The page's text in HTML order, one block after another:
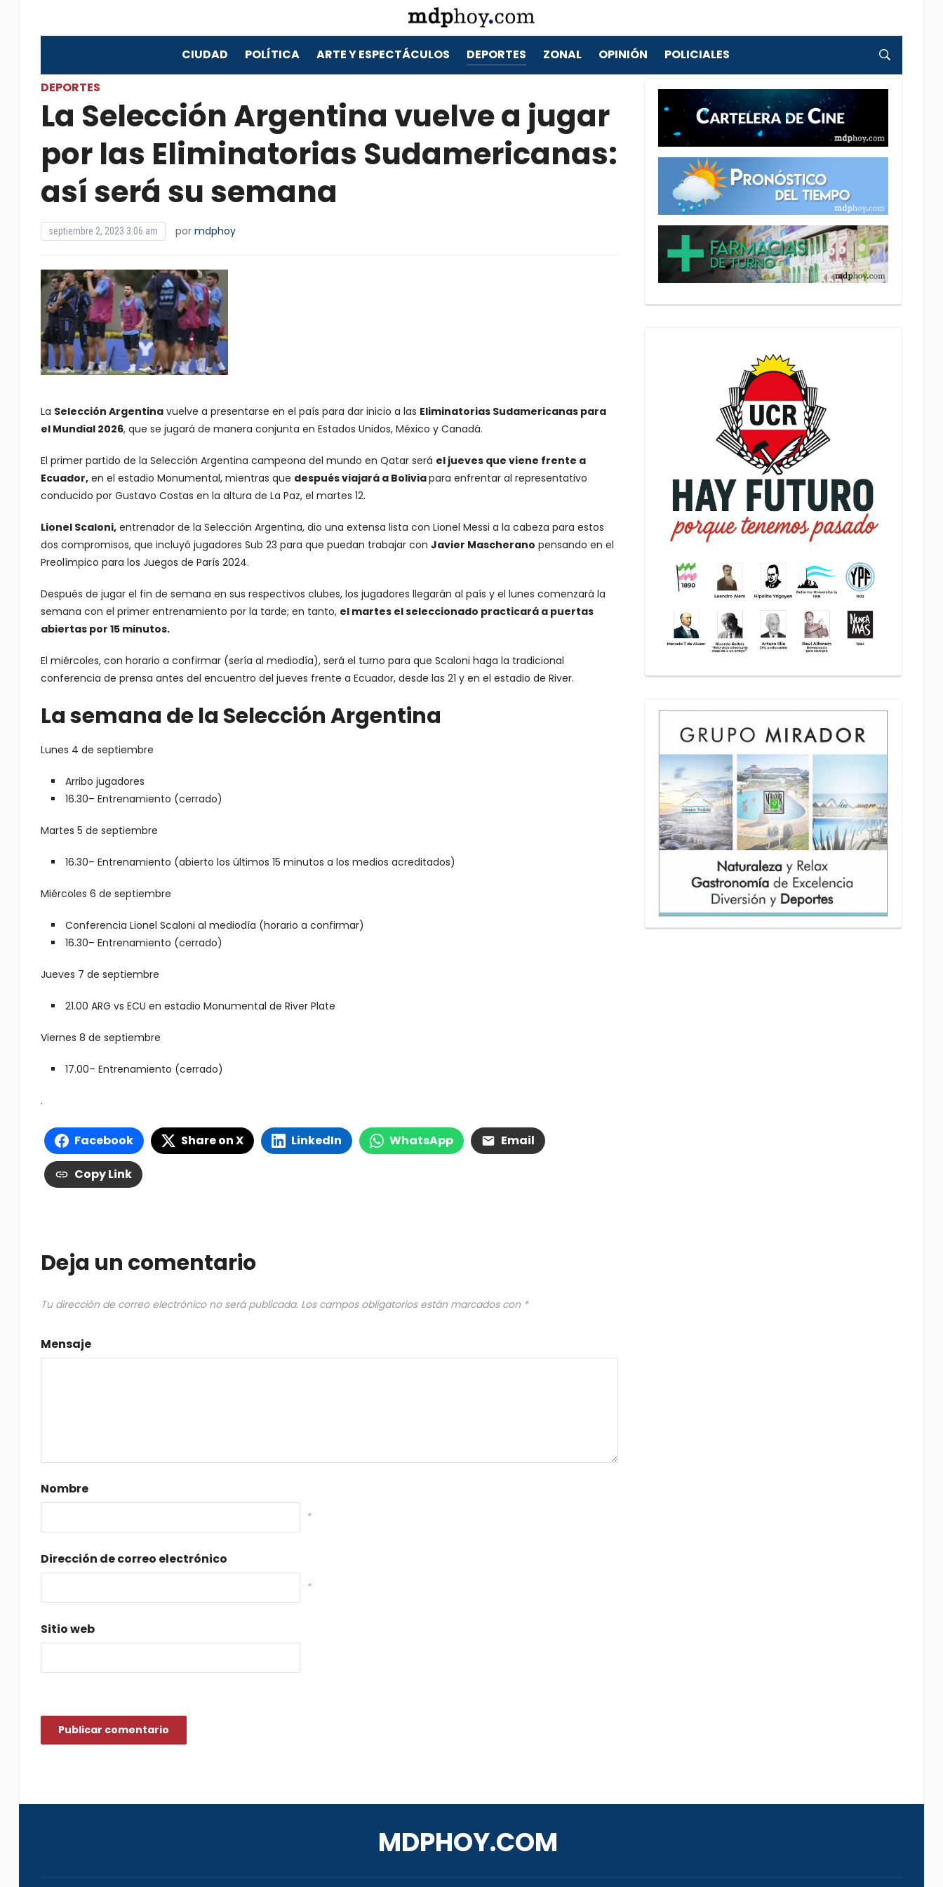
CIUDAD POLÍTICA ARTE Y ESPECTÁCULOS DEPORTES ZONAL OPINIÓN POLICIALES
DEPORTES
La Selección Argentina vuelve a jugar
por las Eliminatorias Sudamericanas:
así será su semana
septiembre 2, 2023 3:06 am por mdphoy
La Selección Argentinavuelve a presentarse en el país para dar inicio a las Eliminatorias Sudamericanas para
el Mundial 2026, que se jugará de manera conjunta en Estados Unidos, México y Canadá.
El primer partido de la Selección Argentina campeona del mundo en Qatar será el jueves que viene frente a
Ecuador,en el estadio Monumental, mientras que después viajará a Boliviapara enfrentar al representativo
conducido por Gustavo Costas en la altura de La Paz, el martes 12.
Lionel Scaloni,entrenador de la Selección Argentina, dio una extensa lista con Lionel Messi a la cabeza para estos
dos compromisos, que incluyó jugadores Sub 23 para que puedan trabajar con Javier Mascherano pensando en el
Preolímpico para los Juegos de París 2024.
Después de jugar el fin de semana en sus respectivos clubes, los jugadores llegarán al país y el lunes comenzará la
semana con el primer entrenamiento por la tarde; en tanto, el martes el seleccionado practicará a puertas
abiertas por 15 minutos.
El miércoles, con horario a confirmar (sería al mediodía), será el turno para que Scaloni haga la tradicional
conferencia de prensa antes del encuentro del jueves frente a Ecuador, desde las 21 y en el estadio de River.
La semana de la Selección Argentina
Lunes 4 de septiembre
Arribo jugadores
16.30– Entrenamiento (cerrado)
Martes 5 de septiembre
16.30– Entrenamiento (abierto los últimos 15 minutos a los medios acreditados)
Miércoles 6 de septiembre
Conferencia Lionel Scaloni al mediodía (horario a confirmar)
16.30– Entrenamiento (cerrado)
Jueves 7 de septiembre
21.00 ARG vs ECU en estadio Monumental de River Plate
Viernes 8 de septiembre
17.00– Entrenamiento (cerrado)
.
Facebook Share on X LinkedIn WhatsApp Email
Copy Link
Deja un comentario
Tu dirección de correo electrónico no será publicada. Los campos obligatorios están marcados con *
Mensaje
Nombre
*
Dirección de correo electrónico
*
Sitio web
MDPHOY.COM